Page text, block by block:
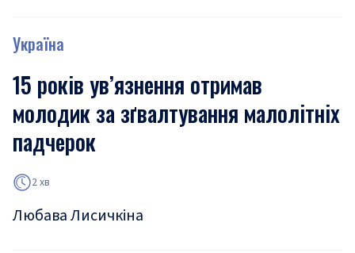
Україна
15 років ув’язнення отримав
молодик за зґвалтування малолітніх
падчерок
2 хв
Любава Лисичкіна